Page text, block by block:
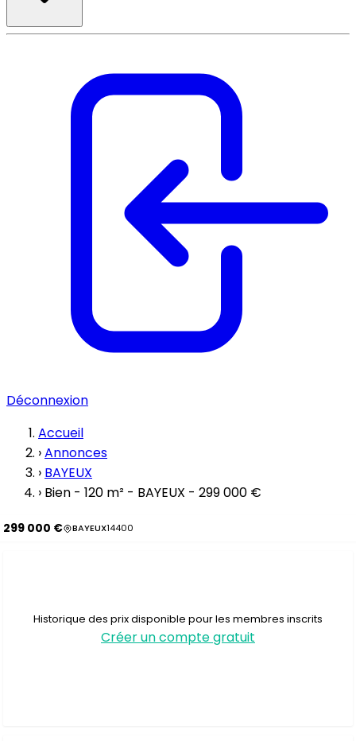
Déconnexion
Accueil
›Annonces
› BAYEUX
› Bien - 120 m² - BAYEUX - 299 000 €
299 000 € BAYEUX14400
Historique des prix disponible pour les membres inscrits
Créer un compte gratuit